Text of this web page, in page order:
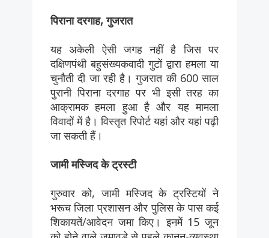
पिराना दरगाह, गुजरात
यह अकेली ऐसी जगह नहीं है जिस पर
दक्षिणपंथी बहुसंख्यकवादी गुटों द्वारा हमला या
चुनौती दी जा रही है। गुजरात की 600 साल
पुरानी पिराना दरगाह पर भी इसी तरह का
आक्रामक हमला हुआ है और यह मामला
विवादों में है। विस्तृत रिपोर्ट यहां और यहां पढ़ी
जा सकती हैं।
जामी मस्जिद के ट्रस्टी
गुरुवार को, जामी मस्जिद के ट्रस्टियों ने
भरूच जिला प्रशासन और पुलिस के पास कई
शिकायतें/आवेदन जमा किए। इनमें 15 जून